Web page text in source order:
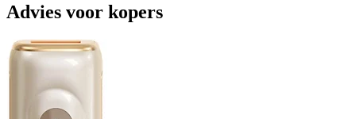
Advies voor kopers